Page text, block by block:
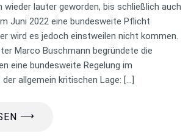
wieder lauter geworden, bis schließlich auch
Juni 2022 eine bundesweite Pflicht
wird es jedoch einstweilen nicht kommen.
Marco Buschmann begründete die
eine bundesweite Regelung im
allgemein kritischen Lage: […]
⟶